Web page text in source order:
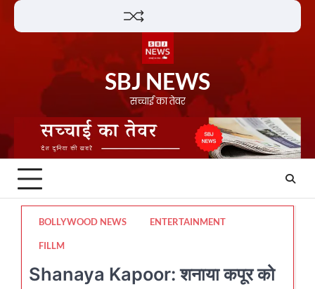
Skip
SBJ NEWS
सच्चाई का तेवर
BOLLYWOOD NEWS ENTERTAINMENT
FILLM
Shanaya Kapoor: शनाया कपूर को